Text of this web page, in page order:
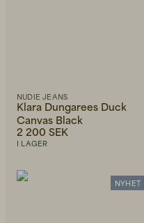
NUDIE JEANS
Klara Dungarees Duck
Canvas Black
2 200 SEK
I LAGER
NYHET